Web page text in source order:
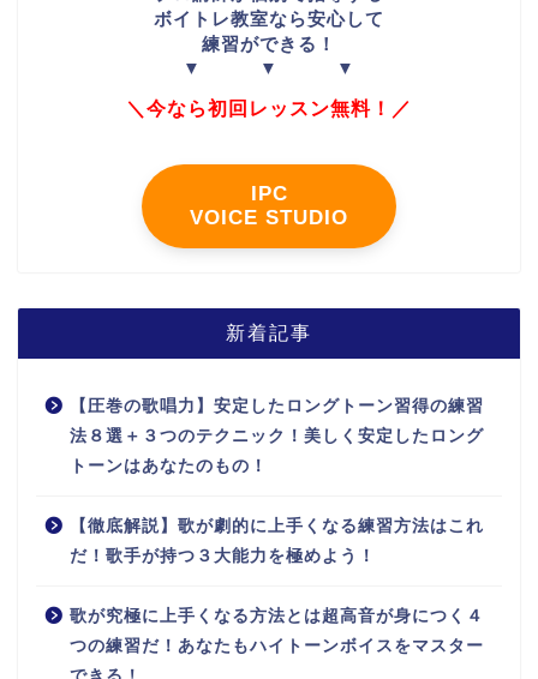
ボイトレ教室なら安心して
練習ができる！
▼ ▼ ▼
＼今なら初回レッスン無料！／
IPC
VOICE STUDIO
新着記事
【圧巻の歌唱力】安定したロングトーン習得の練習
法８選＋３つのテクニック！美しく安定したロング
トーンはあなたのもの！
【徹底解説】歌が劇的に上手くなる練習方法はこれ
だ！歌手が持つ３大能力を極めよう！
歌が究極に上手くなる方法とは超高音が身につく４
つの練習だ！あなたもハイトーンボイスをマスター